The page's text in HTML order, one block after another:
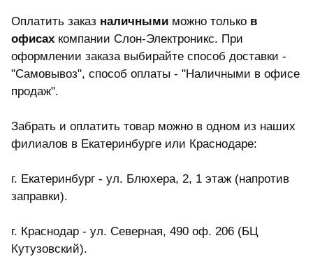
Оплатить заказ наличными можно только в
офисах компании Слон-Электроникс. При
оформлении заказа выбирайте способ доставки -
"Самовывоз", способ оплаты - "Наличными в офисе
продаж".
Забрать и оплатить товар можно в одном из наших
филиалов в Екатеринбурге или Краснодаре:
г. Екатеринбург - ул. Блюхера, 2, 1 этаж (напротив
заправки).
г. Краснодар - ул. Северная, 490 оф. 206 (БЦ
Кутузовский).